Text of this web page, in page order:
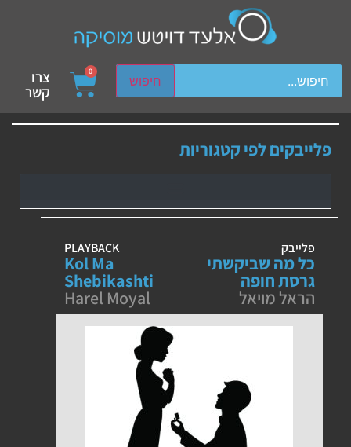
חיפוש
device users, explore by touch or with swipe gestures.
0 צרו
קשר
פלייבקים לפי קטגוריות
פלייבק
כל מה שביקשתי
גרסת חופה
הראל מויאל
PLAYBACK
Kol Ma
Shebikashti
Harel Moyal